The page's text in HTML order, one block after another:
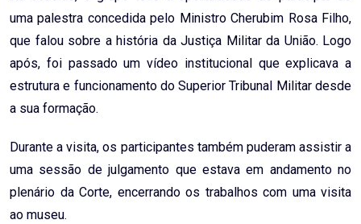
uma palestra concedida pelo Ministro Cherubim Rosa Filho,
que falou sobre a história da Justiça Militar da União. Logo
após, foi passado um vídeo institucional que explicava a
estrutura e funcionamento do Superior Tribunal Militar desde
a sua formação.
Durante a visita, os participantes também puderam assistir a
uma sessão de julgamento que estava em andamento no
plenário da Corte, encerrando os trabalhos com uma visita
ao museu.